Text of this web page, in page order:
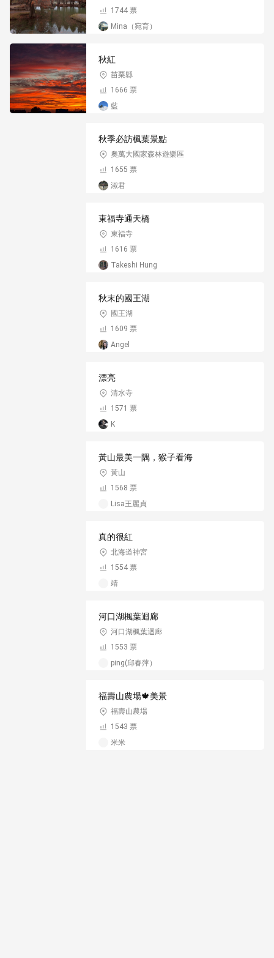
1744 票
Mina（宛育）
秋紅
苗栗縣
1666 票
藍
秋季必訪楓葉景點
奧萬大國家森林遊樂區
1655 票
淑君
東福寺通天橋
東福寺
1616 票
Takeshi Hung
秋末的國王湖
國王湖
1609 票
Angel
漂亮
清水寺
1571 票
K
黃山最美一隅，猴子看海
黃山
1568 票
Lisa王麗貞
真的很紅
北海道神宮
1554 票
靖
河口湖楓葉迴廊
河口湖楓葉迴廊
1553 票
ping(邱春萍）
福壽山農場🍁美景
福壽山農場
1543 票
米米